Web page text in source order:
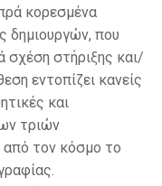
κορεσμένα
δημιουργών, που
σχέση στήριξης και/
εντοπίζει κανείς
και
τριών
τον κόσμο το